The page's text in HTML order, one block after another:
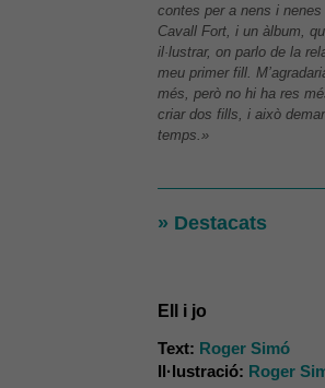
contes per a nens i
Cavall Fort, i un àlbum,
il·lustrar, on parlo de la
meu primer fill.
més, però no hi ha res
criar dos fills, i això
temps.»
» Destacats
Ell i jo
Text: Roger Simó
Il·lustració: Roger